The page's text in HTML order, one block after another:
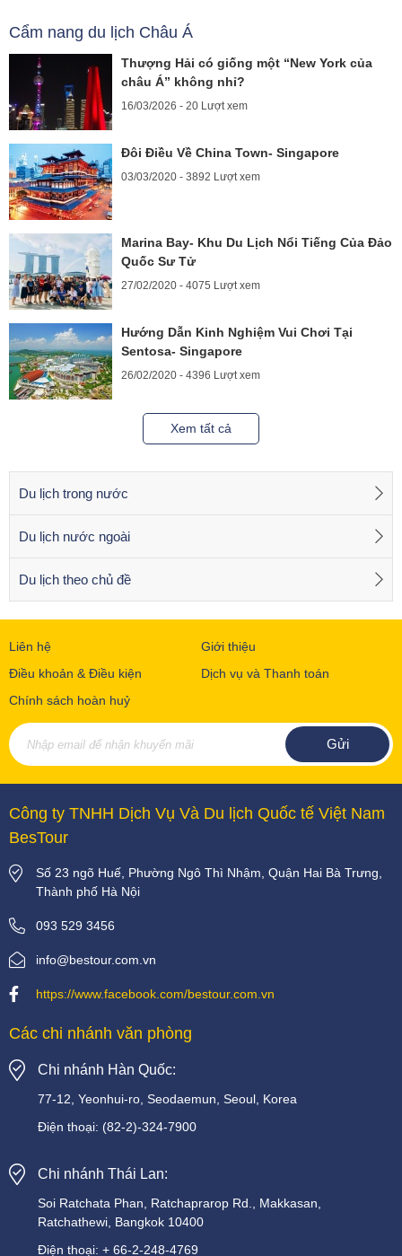
Cẩm nang du lịch Châu Á
Thượng Hải có giống một “New York của
châu Á” không nhỉ?
16/03/2026 - 20 Lượt xem
Đôi Điều Về China Town- Singapore
03/03/2020 - 3892 Lượt xem
Marina Bay- Khu Du Lịch Nổi Tiếng Của Đảo
Quốc Sư Tử
27/02/2020 - 4075 Lượt xem
Hướng Dẫn Kinh Nghiệm Vui Chơi Tại
Sentosa- Singapore
26/02/2020 - 4396 Lượt xem
Xem tất cả
Du lịch trong nước
Du lịch nước ngoài
Du lịch theo chủ đề
Liên hệ
Giới thiệu
Điều khoản & Điều kiện
Dịch vụ và Thanh toán
Chính sách hoàn huỷ
Công ty TNHH Dịch Vụ Và Du lịch Quốc tế Việt Nam
BesTour
Số 23 ngõ Huế, Phường Ngô Thì Nhậm, Quận Hai Bà Trưng,
Thành phố Hà Nội
093 529 3456
info@bestour.com.vn
https://www.facebook.com/bestour.com.vn
Các chi nhánh văn phòng
Chi nhánh Hàn Quốc:
77-12, Yeonhui-ro, Seodaemun, Seoul, Korea
Điện thoại: (82-2)-324-7900
Chi nhánh Thái Lan:
Soi Ratchata Phan, Ratchaprarop Rd.,
Makkasan,
Ratchathewi, Bangkok 10400
Điện thoại: + 66-2-248-4769